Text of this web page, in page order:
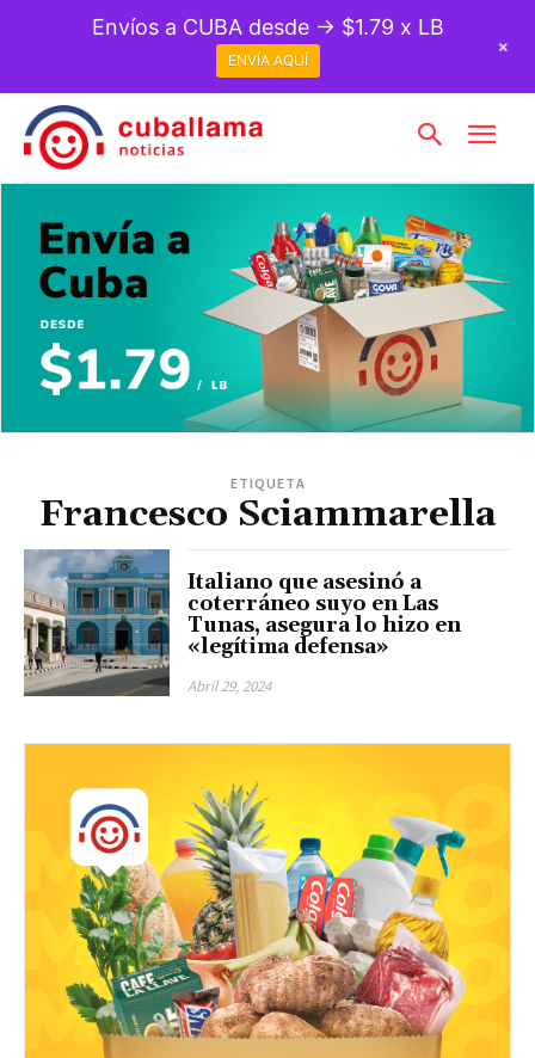
ETIQUETA
Francesco Sciammarella
Italiano que asesinó a
coterráneo suyo en Las
Tunas, asegura lo hizo en
«legítima defensa»
Abril 29, 2024
Envíos a CUBA desde → $1.79 x LB
ENVÍA AQUÍ
+